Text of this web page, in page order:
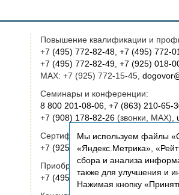
Повышение квалификации и
+7 (495) 772-82-48, +7 (495) 772-
+7 (495) 772-82-49, +7 (925) 018-
MAX: +7 (925) 772-15-45,
Семинары и конференции:
8 800 201-08-06, +7 (863) 210-65-
+7 (908) 178-82-26(звонки, MAX),
Сертификация:
+7 (925) 772-15-45(звонки, MAX),
Приобретение книг:
+7 (495) 772-00-14,
Мы используем файлы
«Яндекс.Метрика»,
сбора и анализа
также для улучшения и
Нажимая кнопку